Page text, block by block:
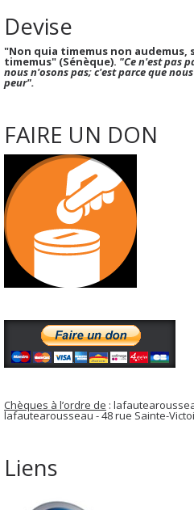
Devise
"Non quia timemus non audemus,
timemus" (Sénèque). "Ce n'est pas
nous n'osons pas; c'est parce que
peur".
FAIRE UN DON
Chèques à l’ordre de :
lafautearousseau - 48 rue Sainte-
Liens